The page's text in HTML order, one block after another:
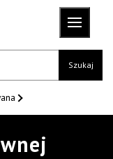
Szukaj